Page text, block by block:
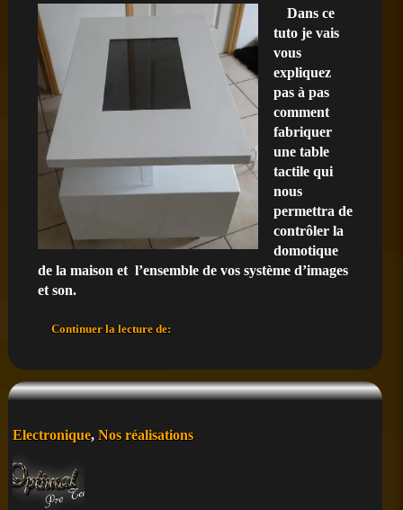
Dans ce
tuto je vais
vous
expliquez
pas à pas
comment
fabriquer
une table
tactile qui
nous
permettra de
contrôler la
domotique
de la maison et l’ensemble de vos système d’images
et son.
Continuer la lecture de:
tactile
multi-
développement)
Posté
Electronique,Nos réalisations